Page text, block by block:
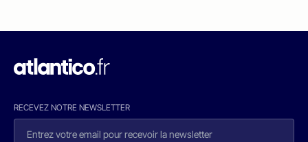
RECEVEZ NOTRE NEWSLETTER